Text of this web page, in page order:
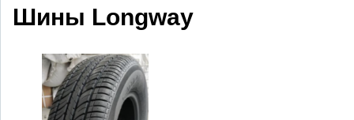
Шины Longway